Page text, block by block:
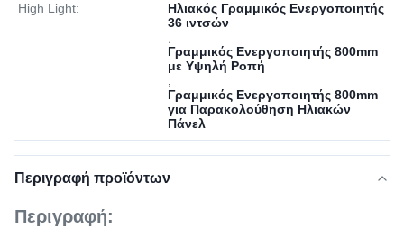
High Light:
Ηλιακός Γραμμικός Ενεργοποιητής
36 ιντσών
Γραμμικός Ενεργοποιητής 800mm
με Υψηλή Ροπή
Γραμμικός Ενεργοποιητής 800mm
για Παρακολούθηση Ηλιακών
Πάνελ
Περιγραφή προϊόντων
Περιγραφή: